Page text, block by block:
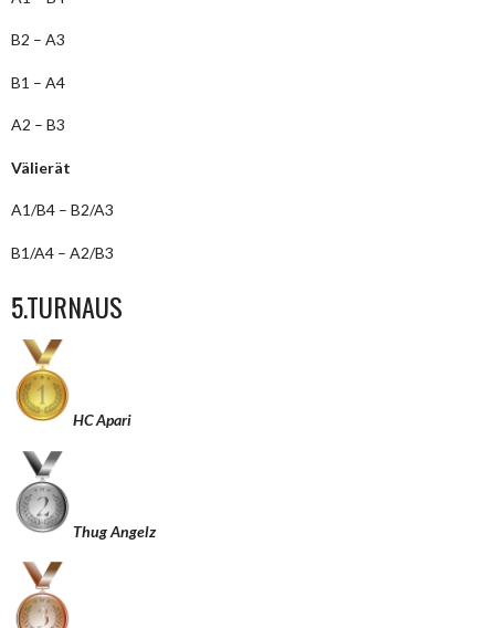
B2 – A3
B1 – A4
A2 – B3
Välierät
A1/B4 – B2/A3
B1/A4 – A2/B3
5.TURNAUS
HC Apari
Thug Angelz